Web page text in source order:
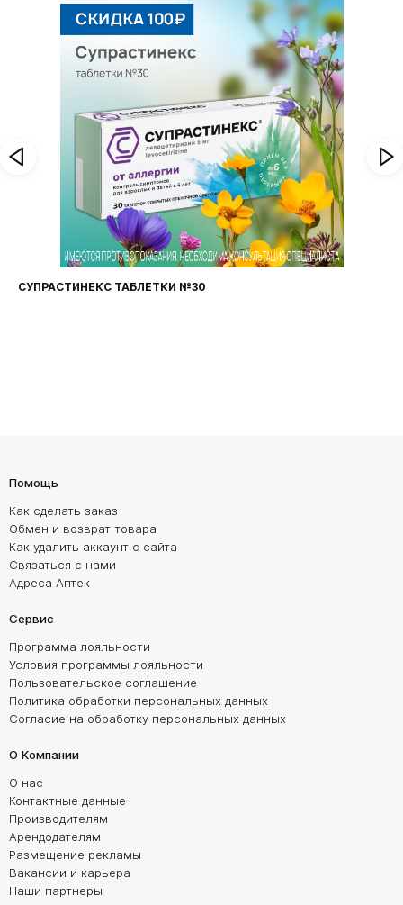
СУПРАСТИНЕКС ТАБЛЕТКИ №30
Помощь
Как сделать заказ
Обмен и возврат товара
Как удалить аккаунт с сайта
Связаться с нами
Адреса Аптек
Сервис
Программа лояльности
Условия программы лояльности
Пользовательское соглашение
Политика обработки персональных данных
Согласие на обработку персональных данных
О Компании
О нас
Контактные данные
Производителям
Арендодателям
Размещение рекламы
Вакансии и карьера
Наши партнеры